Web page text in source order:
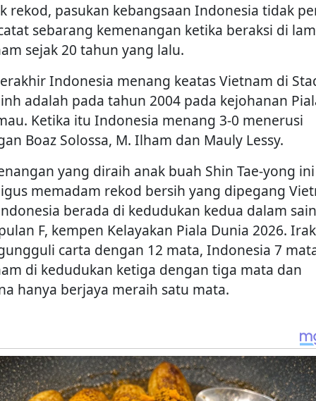
rekod, pasukan kebangsaan Indonesia tidak
sebarang kemenangan ketika beraksi di
sejak 20 tahun yang lalu.
Indonesia menang keatas Vietnam di
adalah pada tahun 2004 pada kejohanan
Ketika itu Indonesia menang 3-0 menerusi
Boaz Solossa, M. Ilham dan Mauly Lessy.
yang diraih anak buah Shin Tae-yong ini
memadam rekod bersih yang dipegang
berada di kedudukan kedua dalam
F, kempen Kelayakan Piala Dunia 2026. Irak
carta dengan 12 mata, Indonesia 7
di kedudukan ketiga dengan tiga mata dan
hanya berjaya meraih satu mata.